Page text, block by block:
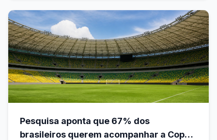
Pesquisa aponta que 67% dos
brasileiros querem acompanhar a Copa